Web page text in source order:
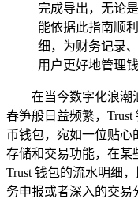
完成导出，无论
能依据此指南顺
细，为财务记录
用户更好地管理
在当今数字化浪潮
春笋般日益频繁，
币钱包，宛如一位贴心
存储和交易功能，在某
Trust 钱包的流水明细
务申报或者深入的交易